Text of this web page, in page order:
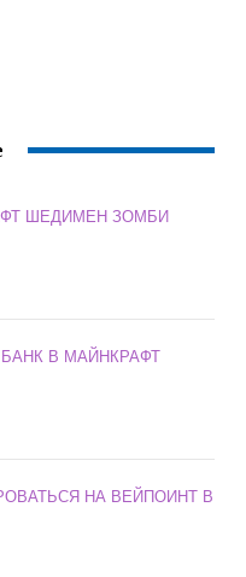
ШЕДИМЕН ЗОМБИ
В МАЙНКРАФТ
НА ВЕЙПОИНТ В